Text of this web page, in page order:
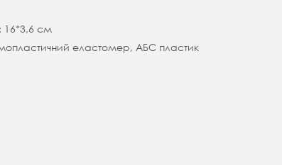
16*3,6 см
еластомер, АБС пластик